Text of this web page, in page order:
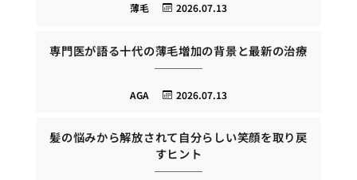
2026.07.13
薄毛
専門医が語る十代の薄毛増加の背景と最新の治療
2026.07.13
AGA
髪の悩みから解放されて自分らしい笑顔を取り戻
すヒント